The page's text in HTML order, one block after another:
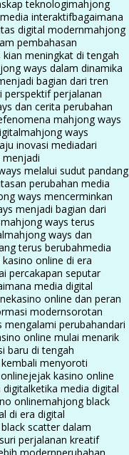
teknologimahjong
interaktifbagaimana
digital modernmahjong
pembahasan
meningkat di tengah
ways dalam dinamika
bagian dari tren
perjalanan
dan cerita perubahan
fenomena mahjong ways
mahjong ways
inovasi mediadari
melalui sudut pandang
perubahan media
ways mencerminkan
menjadi bagian dari
ways terus
mahjong ways dan
terus berubahmedia
online di era
percakapan seputar
media digital
kasino online dan peran
modernsorotan
perubahandari
online mulai menarik
baru di tengah
menyoroti
jejak kasino online
digitalketika media digital
onlinemahjong black
di era digital
scatter dalam
perjalanan kreatif